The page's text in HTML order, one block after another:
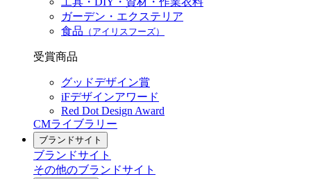
ガーデン・エクステリア
食品 （アイリスフーズ）
受賞商品
グッドデザイン賞
iFデザインアワード
Red Dot Design Award
CMライブラリー
ブランドサイト
ブランドサイト
その他のブランドサイト